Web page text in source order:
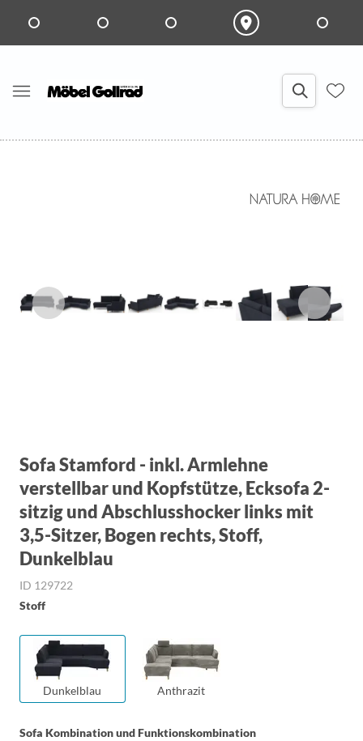
Sofa Stamford - inkl. Armlehne
verstellbar und Kopfstütze, Ecksofa 2-
sitzig und Abschlusshocker links mit
3,5-Sitzer, Bogen rechts, Stoff,
Dunkelblau
ID 129722
Stoff
Dunkelblau Anthrazit
Sofa Kombination und Funktionskombination